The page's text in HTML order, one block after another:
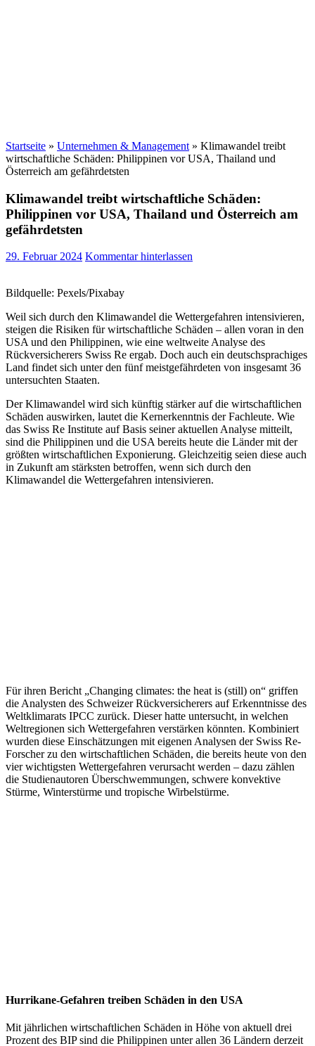
Startseite » Unternehmen & Management » Klimawandel treibt
wirtschaftliche Schäden: Philippinen vor USA, Thailand und
Österreich am gefährdetsten
Klimawandel treibt wirtschaftliche Schäden:
Philippinen vor USA, Thailand und Österreich am
gefährdetsten
29. Februar 2024 Kommentar hinterlassen
Bildquelle: Pexels/Pixabay
Weil sich durch den Klimawandel die Wettergefahren intensivieren,
steigen die Risiken für wirtschaftliche Schäden – allen voran in den
USA und den Philippinen, wie eine weltweite Analyse des
Rückversicherers Swiss Re ergab. Doch auch ein deutschsprachiges
Land findet sich unter den fünf meistgefährdeten von insgesamt 36
untersuchten Staaten.
Der Klimawandel wird sich künftig stärker auf die wirtschaftlichen
Schäden auswirken, lautet die Kernerkenntnis der Fachleute. Wie
das Swiss Re Institute auf Basis seiner aktuellen Analyse mitteilt,
sind die Philippinen und die USA bereits heute die Länder mit der
größten wirtschaftlichen Exponierung. Gleichzeitig seien diese auch
in Zukunft am stärksten betroffen, wenn sich durch den
Klimawandel die Wettergefahren intensivieren.
Für ihren Bericht „Changing climates: the heat is (still) on“ griffen
die Analysten des Schweizer Rückversicherers auf Erkenntnisse des
Weltklimarats IPCC zurück. Dieser hatte untersucht, in welchen
Weltregionen sich Wettergefahren verstärken könnten. Kombiniert
wurden diese Einschätzungen mit eigenen Analysen der Swiss Re-
Forscher zu den wirtschaftlichen Schäden, die bereits heute von den
vier wichtigsten Wettergefahren verursacht werden – dazu zählen
die Studienautoren Überschwemmungen, schwere konvektive
Stürme, Winterstürme und tropische Wirbelstürme.
Hurrikane-Gefahren treiben Schäden in den USA
Mit jährlichen wirtschaftlichen Schäden in Höhe von aktuell drei
Prozent des BIP sind die Philippinen unter allen 36 Ländern derzeit